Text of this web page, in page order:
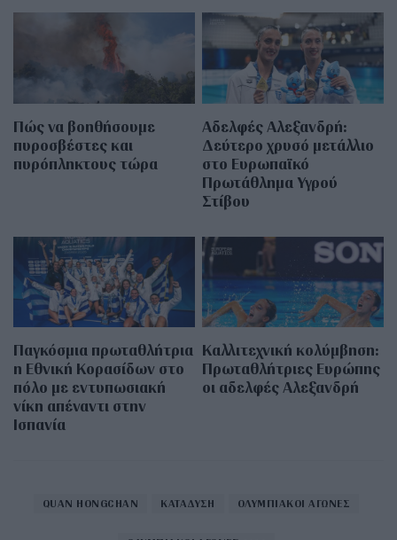
Πώς να βοηθήσουμε
πυροσβέστες και
πυρόπληκτους τώρα
Αδελφές Αλεξανδρή:
Δεύτερο χρυσό μετάλλιο
στο Ευρωπαϊκό
Πρωτάθλημα Υγρού
Στίβου
Παγκόσμια πρωταθλήτρια
η Εθνική Κορασίδων στο
πόλο με εντυπωσιακή
νίκη απέναντι στην
Ισπανία
Καλλιτεχνική κολύμβηση:
Πρωταθλήτριες Ευρώπης
οι αδελφές Αλεξανδρή
QUAN HONGCHAN ΚΑΤΑΔΥΣΗ ΟΛΥΜΠΙΑΚΟΙ ΑΓΩΝΕΣ